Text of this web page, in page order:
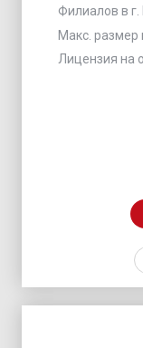
Филиалов в
Макс. размер
Лицензия на